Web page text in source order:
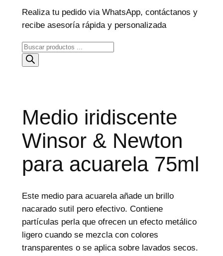
Realiza tu pedido via WhatsApp, contáctanos y
recibe asesoría rápida y personalizada
B
e
d
a
d
e
p
o
d
u
c
t
Medio iridiscente
Winsor & Newton
para acuarela 75ml
Este medio para acuarela añade un brillo
nacarado sutil pero efectivo. Contiene
partículas perla que ofrecen un efecto metálico
ligero cuando se mezcla con colores
transparentes o se aplica sobre lavados secos.